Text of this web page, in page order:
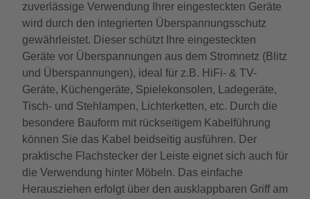
zuverlässige Verwendung Ihrer eingesteckten Geräte
wird durch den integrierten Überspannungsschutz
gewährleistet. Dieser schützt Ihre eingesteckten
Geräte vor Überspannungen aus dem Stromnetz (Blitz
und Überspannungen), ideal für z.B. HiFi- & TV-
Geräte, Küchengeräte, Spielekonsolen, Ladegeräte,
Tisch- und Stehlampen, Lichterketten, etc. Durch die
besondere Bauform mit rückseitigem Kabelführung
können Sie das Kabel beidseitig ausführen. Der
praktische Flachstecker der Leiste eignet sich auch für
die Verwendung hinter Möbeln. Das einfache
Herausziehen erfolgt über den ausklappbaren Griff am